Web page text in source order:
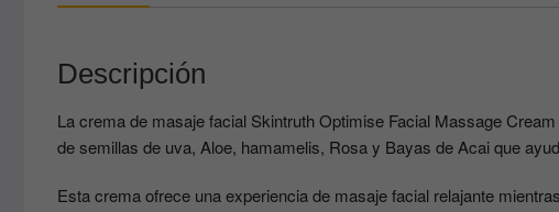
Descripción
La crema de masaje facial Skintruth Optimise Facial Massage
de semillas de uva, Aloe, hamamelis, Rosa y Bayas de Acai que
Esta crema ofrece una experiencia de masaje facial relajante